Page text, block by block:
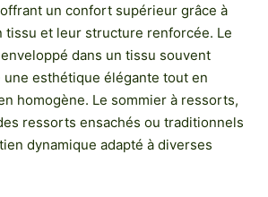
un confort supérieur grâce à
tissu et leur structure renforcée. Le
dans un tissu souvent
esthétique élégante tout en
homogène. Le sommier à ressorts,
ressorts ensachés ou traditionnels
dynamique adapté à diverses